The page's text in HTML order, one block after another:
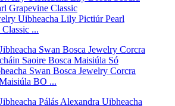
Uibheacha Lily Pictiúr Pearl
...
Swan Bosca Jewelry Corcra
BO ...